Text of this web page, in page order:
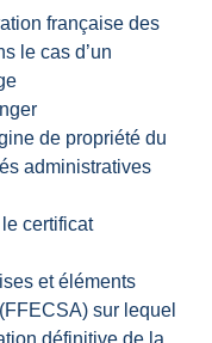
française des
le cas d’un
de propriété du
administratives
certificat
et éléments
sur lequel
définitive de la